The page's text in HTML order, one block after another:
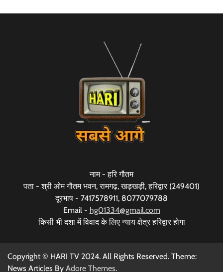
नाम - हरि गौतम
पता - श्री ओम गौतम भवन, रामगढ़, खड़खड़ी, हरिद्वार (249401)
दूरभाष - 7417578911, 8077079788
Email - hg01334@gmail.com
किसी भी दशा में विवाद के लिए न्याय क्षेत्र हरिद्वार होगा
Copyright © HARI TV 2024. All Rights Reserved. Theme:
News Articles By Adore Themes.